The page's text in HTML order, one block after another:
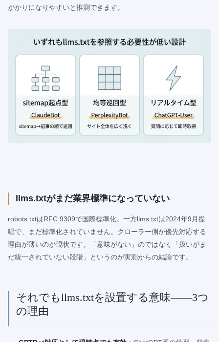
がかりになりやすいと推測できます。
llms.txtがまだ業界標準になっていない
robots.txtはRFC 9309で国際標準化。一方llms.txtは2024年9月提
唱で、まだ標準化されていません。クローラー側が優先対応する
理由が薄いのが現状です。「意味がない」のではなく「扱いがま
だ統一されていない段階」というのが実測からの結論です。
それでもllms.txtを設置する意味——3つ
の理由